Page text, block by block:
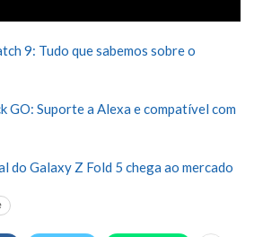
9: Tudo que sabemos sobre o
GO: Suporte a Alexa e compatível com
do Galaxy Z Fold 5 chega ao mercado